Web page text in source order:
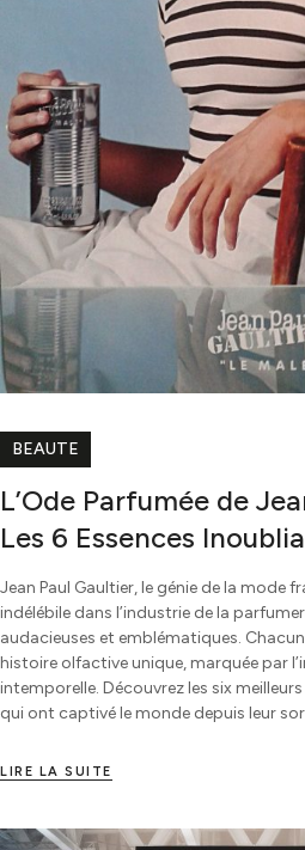
BEAUTE
L’Ode Parfumée de
Les 6 Essences
Jean Paul Gaultier, le génie de la mode
indélébile dans l’industrie de la
audacieuses et emblématiques.
histoire olfactive unique, marquée par
intemporelle. Découvrez les six
qui ont captivé le monde depuis leur
LIRE LA SUITE